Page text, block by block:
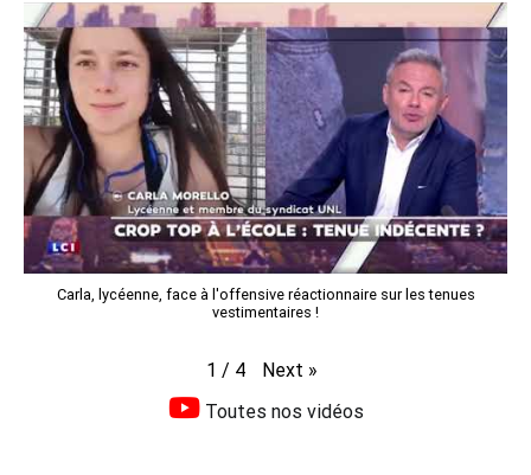
Carla, lycéenne, face à l'offensive réactionnaire sur les tenues
vestimentaires !
1 / 4 Next »
Toutes nos vidéos